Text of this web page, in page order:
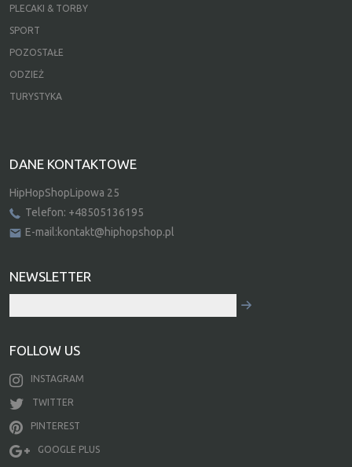
PLECAKI & TORBY
SPORT
POZOSTAŁE
ODZIEŻ
TURYSTYKA
DANE KONTAKTOWE
HipHopShopLipowa 25
Telefon: +48505136195
E-mail:kontakt@hiphopshop.pl
NEWSLETTER
FOLLOW US
INSTAGRAM
TWITTER
PINTEREST
GOOGLE PLUS